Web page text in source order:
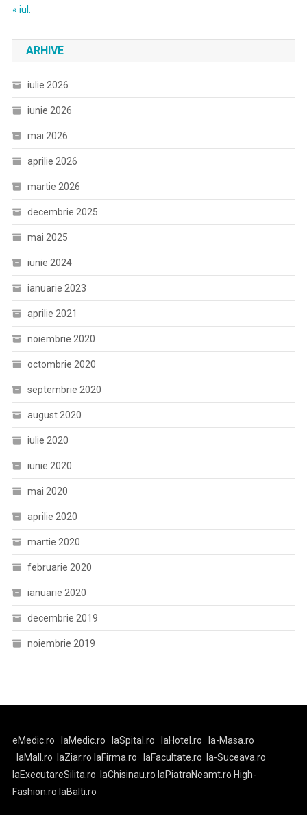
« iul.
ARHIVE
iulie 2026
iunie 2026
mai 2026
aprilie 2026
martie 2026
decembrie 2025
mai 2025
iunie 2024
ianuarie 2023
aprilie 2021
noiembrie 2020
octombrie 2020
septembrie 2020
august 2020
iulie 2020
iunie 2020
mai 2020
aprilie 2020
martie 2020
februarie 2020
ianuarie 2020
decembrie 2019
noiembrie 2019
eMedic.ro laMedic.ro laSpital.ro laHotel.ro
la-Masa.ro
laMall.ro
laZiar.ro laFirma.ro laFacultate.ro
la-Suceava.ro
laExecutareSilita.ro
laChisinau.ro laPiatraNeamt.ro High-
Fashion.ro laBalti.ro